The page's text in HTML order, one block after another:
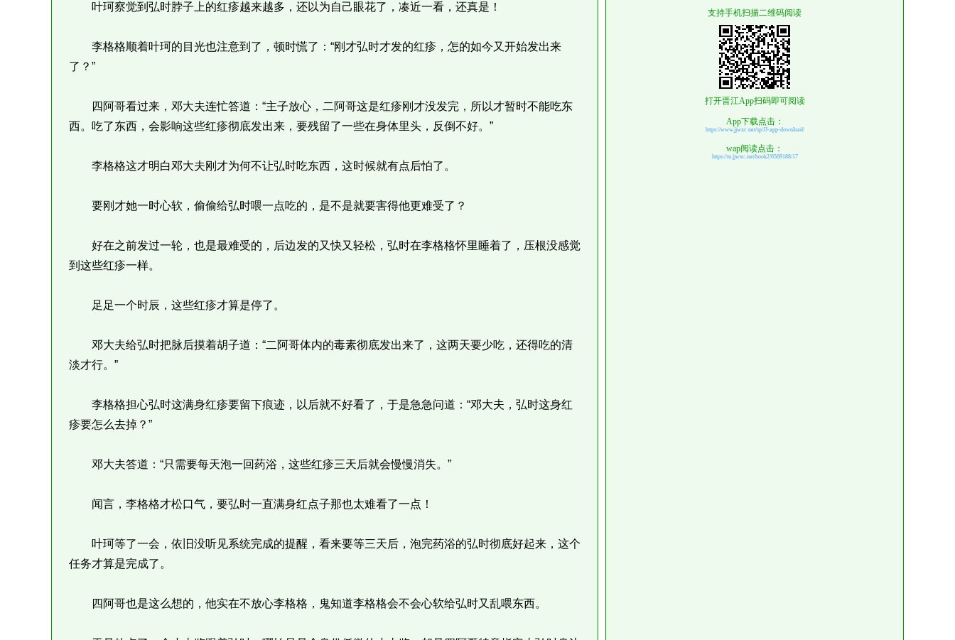
叶珂察觉到弘时脖子上的红疹越来越多，还以为自己眼花了，凑近一看，还真是！
李格格顺着叶珂的目光也注意到了，顿时慌了：“刚才弘时才发的红疹，怎的如今又开始发出来
了？”
四阿哥看过来，邓大夫连忙答道：“主子放心，二阿哥这是红疹刚才没发完，所以才暂时不能吃东
西。吃了东西，会影响这些红疹彻底发出来，要残留了一些在身体里头，反倒不好。”
李格格这才明白邓大夫刚才为何不让弘时吃东西，这时候就有点后怕了。
要刚才她一时心软，偷偷给弘时喂一点吃的，是不是就要害得他更难受了？
好在之前发过一轮，也是最难受的，后边发的又快又轻松，弘时在李格格怀里睡着了，压根没感觉
到这些红疹一样。
足足一个时辰，这些红疹才算是停了。
邓大夫给弘时把脉后摸着胡子道：“二阿哥体内的毒素彻底发出来了，这两天要少吃，还得吃的清
淡才行。”
李格格担心弘时这满身红疹要留下痕迹，以后就不好看了，于是急急问道：“邓大夫，弘时这身红
疹要怎么去掉？”
邓大夫答道：“只需要每天泡一回药浴，这些红疹三天后就会慢慢消失。”
闻言，李格格才松口气，要弘时一直满身红点子那也太难看了一点！
叶珂等了一会，依旧没听见系统完成的提醒，看来要等三天后，泡完药浴的弘时彻底好起来，这个
任务才算是完成了。
四阿哥也是这么想的，他实在不放心李格格，鬼知道李格格会不会心软给弘时又乱喂东西。
支持手机扫描二维码阅读
打开晋江App扫码即可阅读
App下载点击：
https://www.jjwxc.net/sp/JJ-app-download/
wap阅读点击：
https://m.jjwxc.net/book2/6569188/17